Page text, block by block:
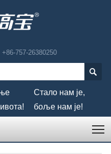
+86-757-26380250

Стало нам је,
боље нам је!